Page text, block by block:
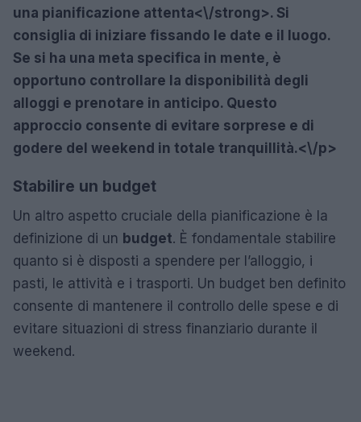
una pianificazione attenta<\/strong>. Si
consiglia di iniziare fissando le date e il luogo.
Se si ha una meta specifica in mente, è
opportuno controllare la disponibilità degli
alloggi e prenotare in anticipo. Questo
approccio consente di evitare sorprese e di
godere del weekend in totale tranquillità.<\/p>
Stabilire un budget
Un altro aspetto cruciale della pianificazione è la
definizione di un budget. È fondamentale stabilire
quanto si è disposti a spendere per l’alloggio, i
pasti, le attività e i trasporti. Un budget ben definito
consente di mantenere il controllo delle spese e di
evitare situazioni di stress finanziario durante il
weekend.